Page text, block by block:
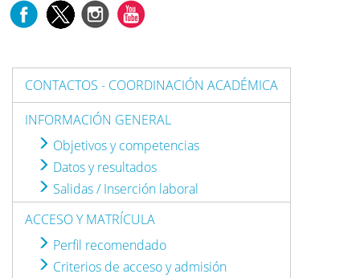
CONTACTOS - COORDINACIÓN ACADÉMICA
INFORMACIÓN GENERAL
Objetivos y competencias
Datos y resultados
Salidas / Inserción laboral
ACCESO Y MATRÍCULA
Perfil recomendado
Criterios de acceso y admisión